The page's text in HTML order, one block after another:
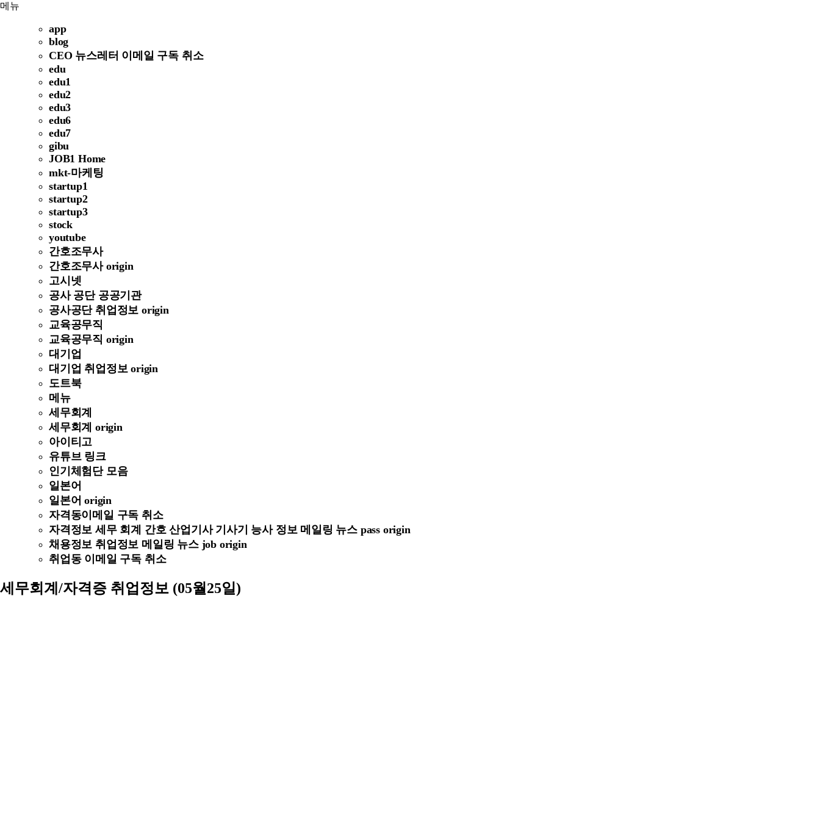
메뉴
app
blog
CEO 뉴스레터 이메일 구독 취소
edu
edu1
edu2
edu3
edu6
edu7
gibu
JOB1 Home
mkt-마케팅
startup1
startup2
startup3
stock
youtube
간호조무사
간호조무사 origin
고시넷
공사 공단 공공기관
공사공단 취업정보 origin
교육공무직
교육공무직 origin
대기업
대기업 취업정보 origin
도트북
메뉴
세무회계
세무회계 origin
아이티고
유튜브 링크
인기체험단 모음
일본어
일본어 origin
자격동이메일 구독 취소
자격정보 세무 회계 간호 산업기사 기사기 능사 정보 메일링 뉴스 pass origin
채용정보 취업정보 메일링 뉴스 job origin
취업동 이메일 구독 취소
세무회계/자격증 취업정보 (05월25일)